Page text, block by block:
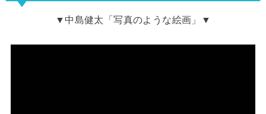
▼中島健太「写真のような絵画」▼